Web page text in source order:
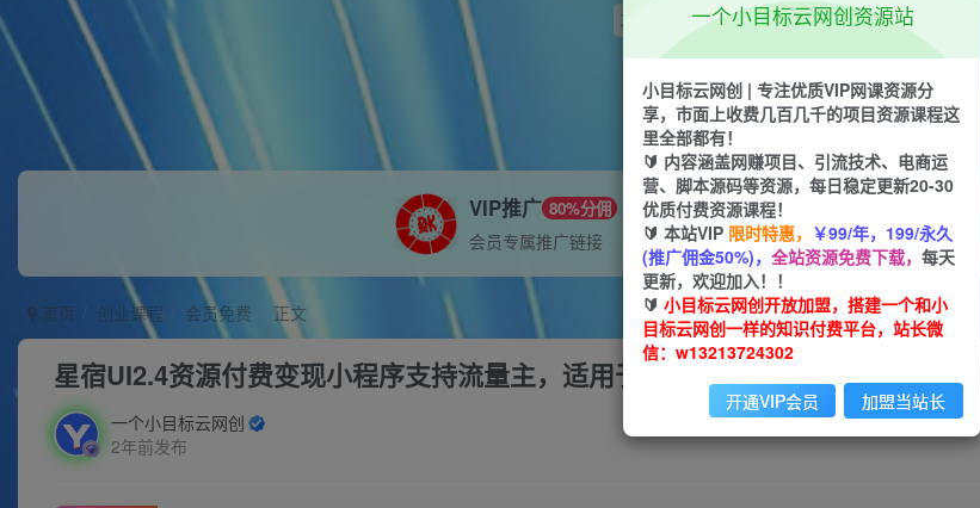
项目 引流 短视频 抖音 剪辑 小红书
VIP推广 80%分佣
会员专属推广链接
首页 创业课程 会员免费 正文
星宿UI2.4资源付费变现小程序支持流量主，适用于文章，资源下载【源码+教程】
一个小目标云网创
2年前发布
一个小目标云网创资源站
小目标云网创 | 专注优质VIP网课资源分
享，市面上收费几百几千的项目资源课程这
里全部都有！
🔰 内容涵盖网赚项目、引流技术、电商运
营、脚本源码等资源，每日稳定更新20-30
优质付费资源课程！
🔰 本站VIP 限时特惠， ￥99/年，199/永久
(推广佣金50%)， 全站资源免费下载， 每天
更新，欢迎加入！！
🔰 小目标云网创开放加盟，搭建一个和小
目标云网创一样的知识付费平台，站长微
信：w13213724302
开通VIP会员 加盟当站长